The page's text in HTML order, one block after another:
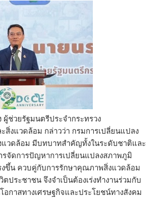
ช่วยรัฐมนตรีประจำกระทรวง
สิ่งแวดล้อม กล่าวว่า กรมการเปลี่ยนแปลง
วดล้อม มีบทบาทสำคัญทั้งในระดับชาติและ
รจัดการปัญหาการเปลี่ยนแปลงสภาพภูมิ
ขึ้น ควบคู่กับการรักษาคุณภาพสิ่งแวดล้อม
ประชาชน จึงจำเป็นต้องเร่งทำงานร่วมกับ
กาสทางเศรษฐกิจและประโยชน์ทางสังคม